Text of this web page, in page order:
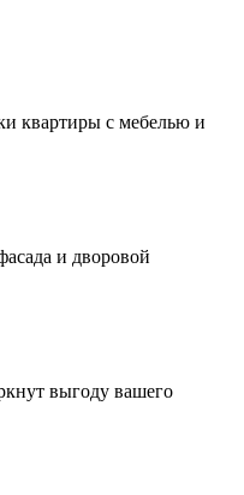
квартиры с мебелью и
и дворовой
выгоду вашего